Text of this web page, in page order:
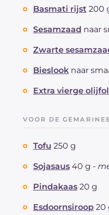
Basmati rijst 200
Sesamzaad naar
Zwarte
Bieslook naar
Extra vierge
VOOR DE
Tofu 250 g
Sojasaus 40 g -
Pindakaas 20 g
Esdoornsiroop 20